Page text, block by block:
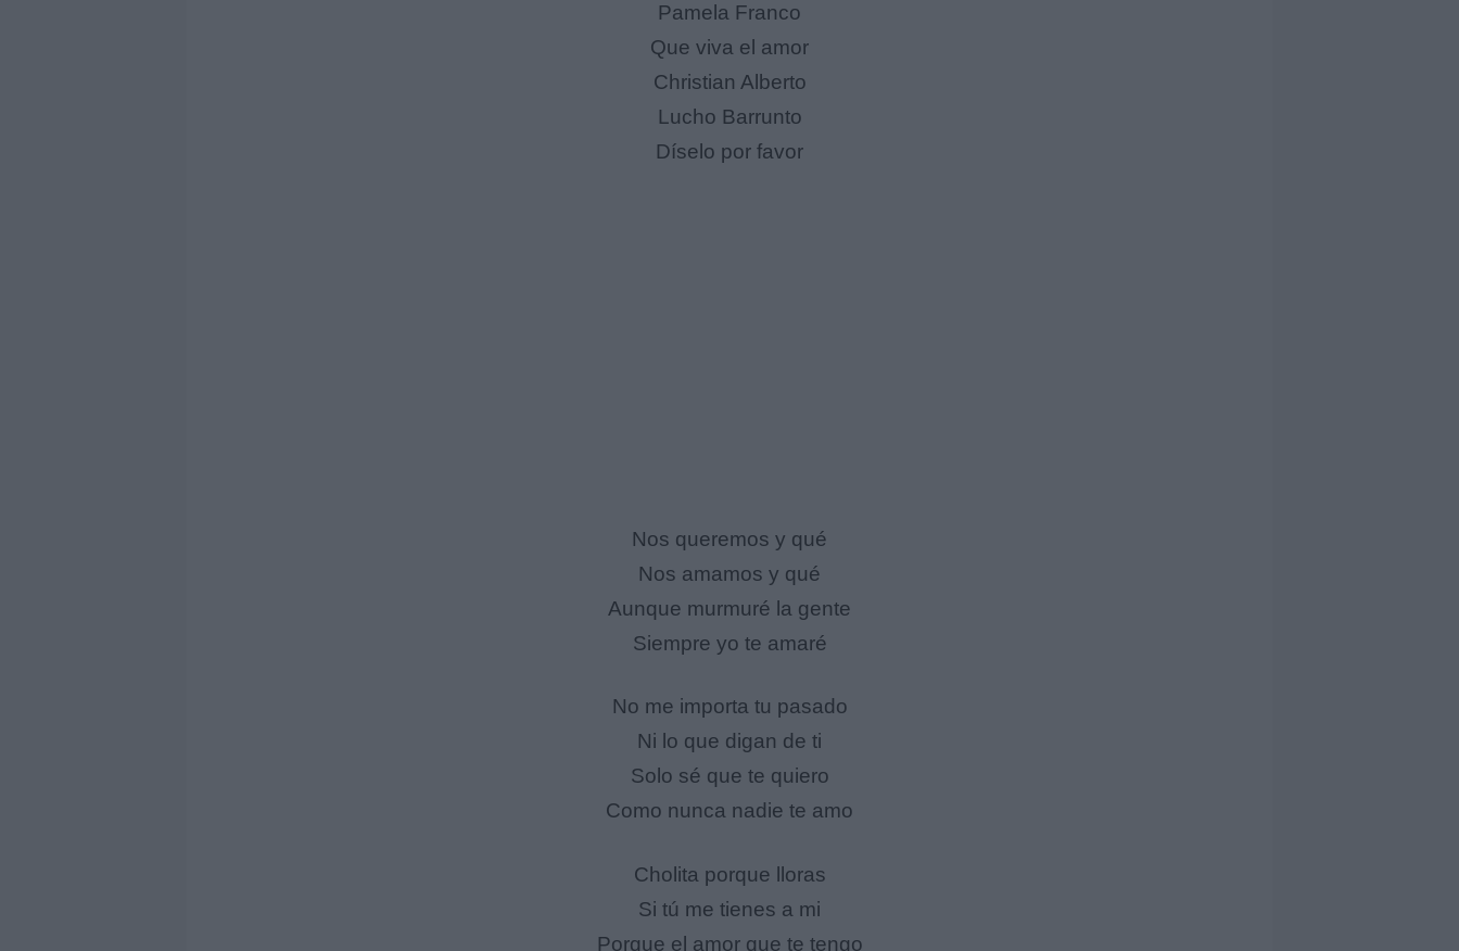
Pamela Franco
Que viva el amor
Christian Alberto
Lucho Barrunto
Díselo por favor
Nos queremos y qué
Nos amamos y qué
Aunque murmuré la gente
Siempre yo te amaré
No me importa tu pasado
Ni lo que digan de ti
Solo sé que te quiero
Como nunca nadie te amo
Cholita porque lloras
Si tú me tienes a mi
Porque el amor que te tengo